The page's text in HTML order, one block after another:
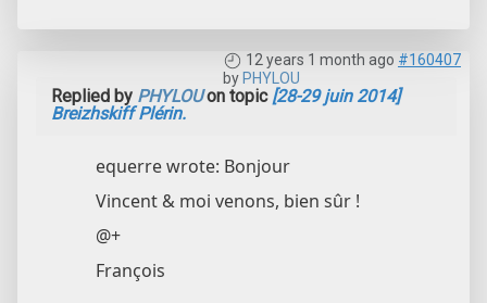
12 years 1 month ago #160407
by PHYLOU
Replied by PHYLOUon topic [28-29 juin 2014]
Breizhskiff Plérin.
equerre wrote: Bonjour
Vincent & moi venons, bien sûr !
@+
François